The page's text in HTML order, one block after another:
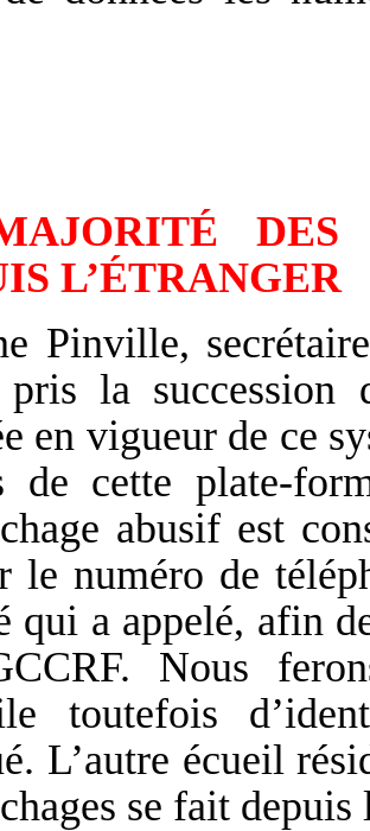
DES
L’ÉTRANGER
Pinville,
la succession
en vigueur de ce
de cette plate-
abusif est
le numéro de
qui a appelé, afin
Nous
toutefois
L’autre écueil
se fait